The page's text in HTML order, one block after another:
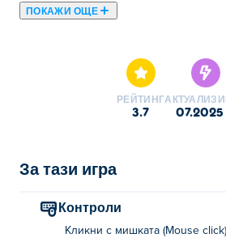
ПОКАЖИ ОЩЕ
ги поставете стратегически, за да
четири или повече съвпадащи
изчезват, освобождавайки място
Мислете бързо, съчетавайте умно
Как се играе Blocks Fusion?
РЕЙТИНГ
3.7 07.2025
За тази игра
Контроли
Кликни с мишката (Mouse